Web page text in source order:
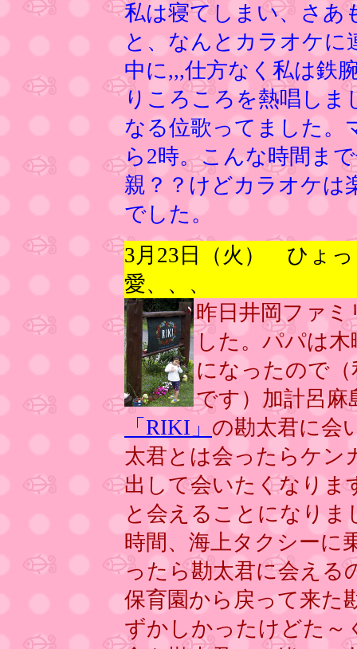
私は寝てしまい、さあ
と、なんとカラオケ
中に,,,仕方なく私は鉄
りころころを熱唱し
なる位歌ってました。
ら2時。こんな時間ま
親？？けどカラオケは
でした。
3月23日（火） ひょっ
愛、、、
昨日井岡ファ
した。パパは
になったので
です）加計呂
「RIKI」 の勘太君に会
太君とは会ったらケン
出して会いたくなりま
と会えることになりま
時間、海上タクシーに
ったら勘太君に会える
保育園から戻って来た
ずかしかったけどた～